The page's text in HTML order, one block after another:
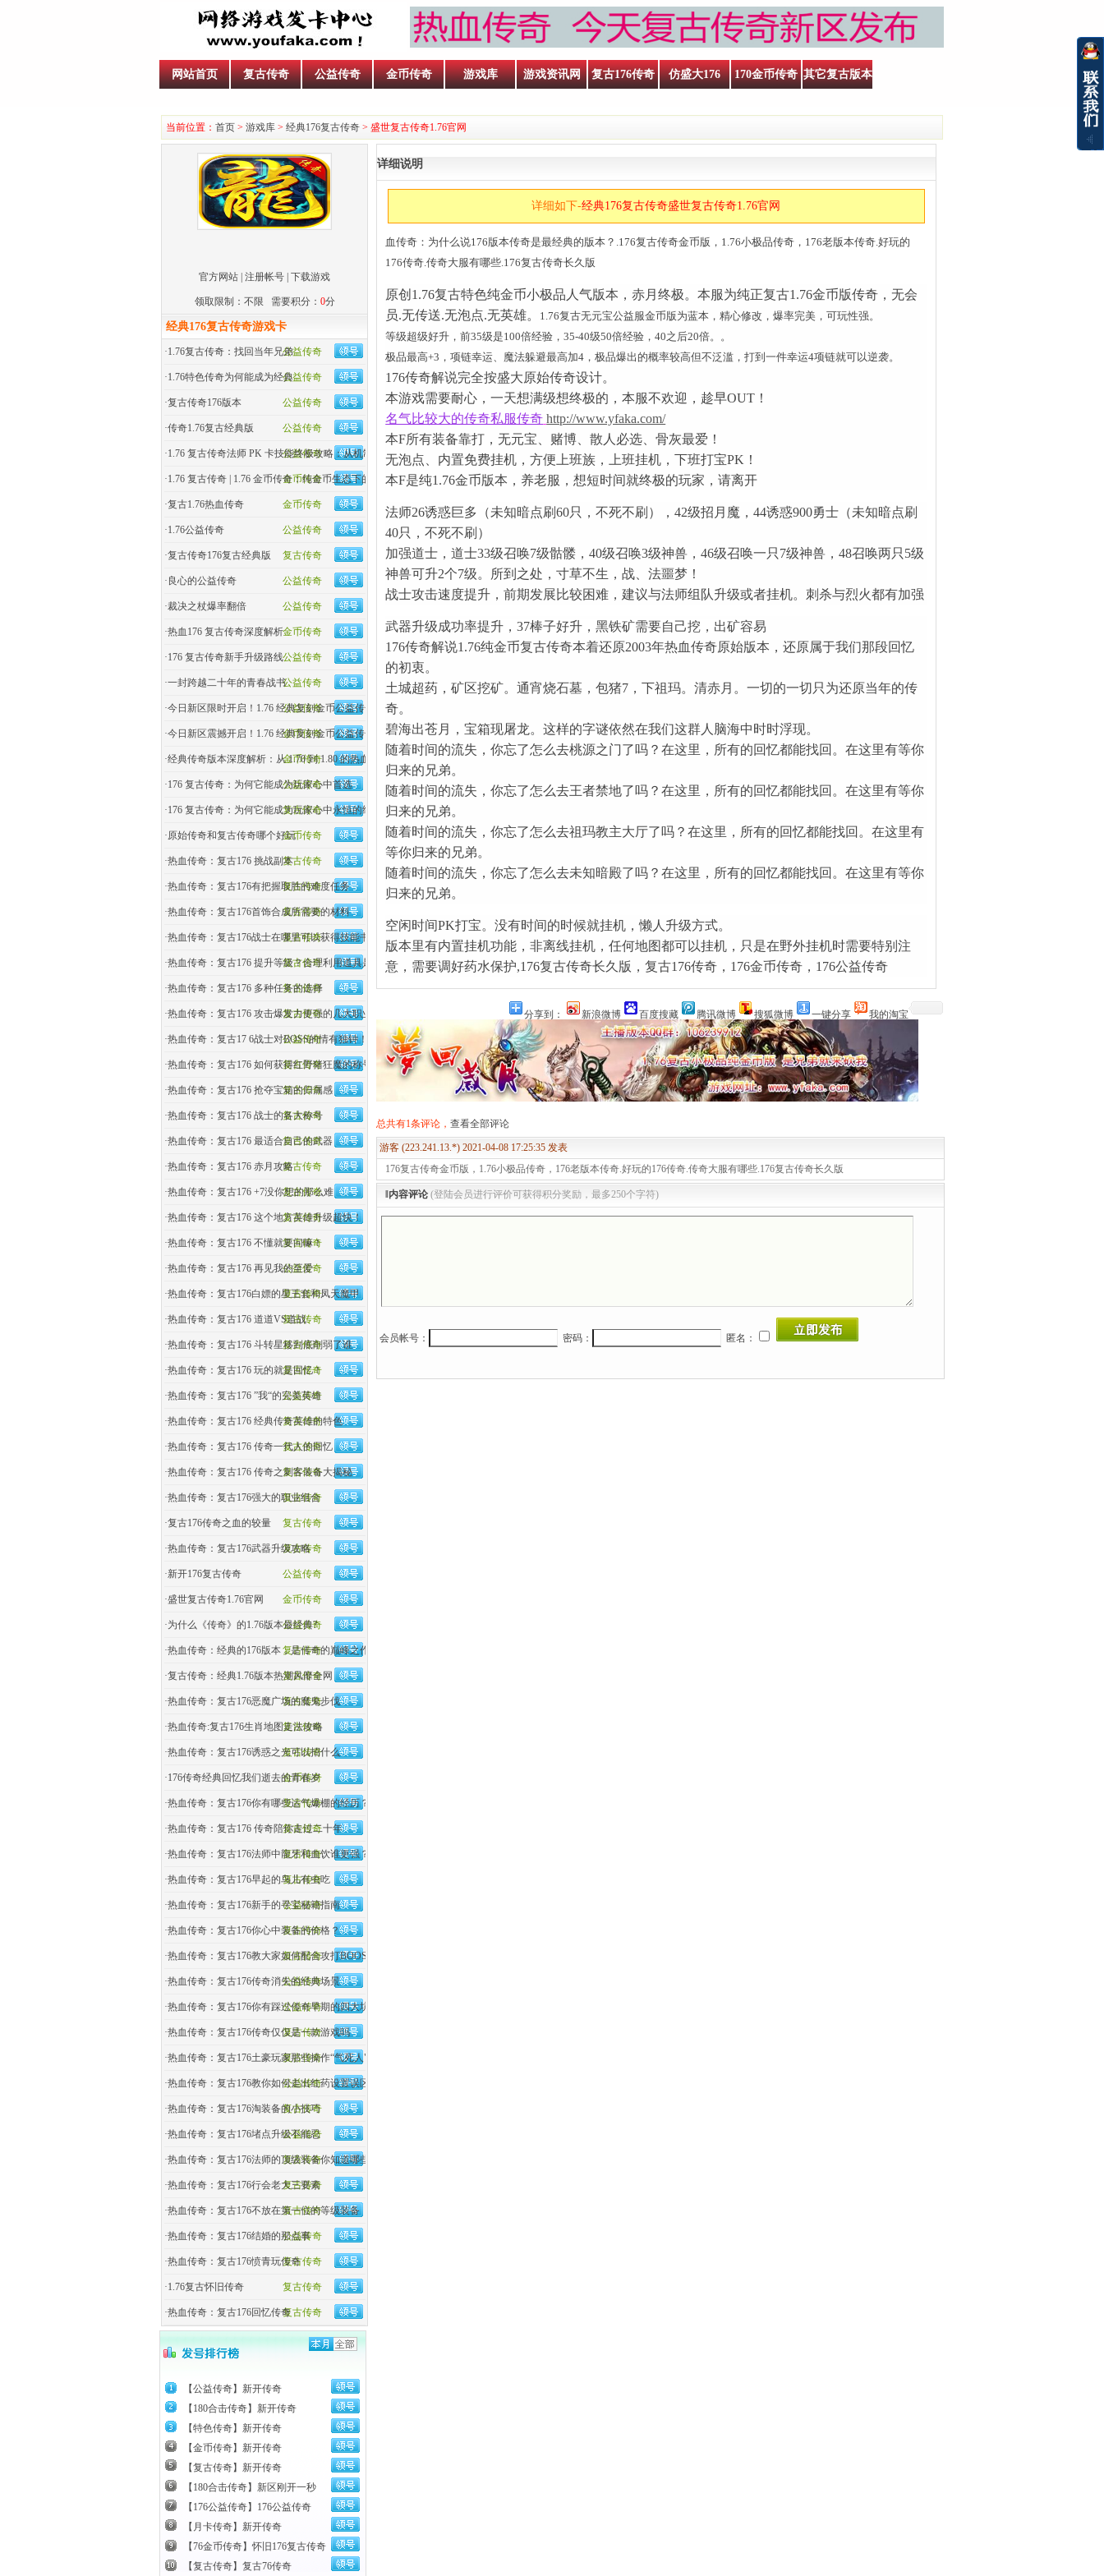
网站首页 复古传奇 公益传奇 金币传奇 游戏库 游戏资讯网 复古176传奇 仿盛大176 170金币传奇 其它复古版本
当前位置： 首页 > 游戏库 > 经典176复古传奇 > 盛世复古传奇1.76官网
官方网站 注册帐号 下载游戏
领取限制：不限 需要积分： 0分
经典176复古传奇游戏卡
公益传奇
·1.76复古传奇：找回当年兄弟
公益传奇
·1.76特色传奇为何能成为经典
公益传奇
·复古传奇176版本
公益传奇
·传奇1.76复古经典版
公益传奇
·1.76 复古传奇法师 PK 卡技能终极攻略：从机制到实战
金币传奇
·1.76 复古传奇 | 1.76 金币传奇：纯金币生态下的玛法�
金币传奇
·复古1.76热血传奇
公益传奇
·1.76公益传奇
复古传奇
·复古传奇176复古经典版
公益传奇
· 良心的公益传奇
公益传奇
·裁决之杖爆率翻倍
金币传奇
·热血176 复古传奇深度解析
公益传奇
·176 复古传奇新手升级路线
公益传奇
·一封跨越二十年的青春战书
公益传奇
·今日新区限时开启！1.76 经典复刻金币公益传奇
金币传奇
·今日新区震撼开启！1.76 经典复刻金币公益传奇，零氪�
金币传奇
·经典传奇版本深度解析：从 1.70 到 1.80 的热血变迁
公益传奇
·176 复古传奇：为何它能成为玩家心中首选
复古传奇
·176 复古传奇：为何它能成为玩家心中永恒的经典？
金币传奇
·原始传奇和复古传奇哪个好玩
复古传奇
·热血传奇：复古176 挑战副本
复古传奇
·热血传奇：复古176有把握取胜的难度任务
复古传奇
·热血传奇：复古176首饰合成所需要的材料
复古传奇
·热血传奇：复古176战士在哪里可以获得技能书
复古传奇
·热血传奇：复古176 提升等级？合理利用道具是关键
复古传奇
·热血传奇：复古176 多种任务的选择
复古传奇
·热血传奇：复古176 攻击爆发力更强的几大职业
公益传奇
·热血传奇：复古17 6战士对BOSS的情有独钟！
复古传奇
·热血传奇：复古176 如何获得红野猪狂魔的称号？
复古传奇
·热血传奇：复古176 抢夺宝箱的归属感
复古传奇
·热血传奇：复古176 战士的各大称号
复古传奇
·热血传奇：复古176 最适合自己的武器
复古传奇
·热血传奇：复古176 赤月攻略
复古传奇
·热血传奇：复古176 +7没你想的那么难
复古传奇
·热血传奇：复古176 这个地方英雄升级超快！
复古传奇
·热血传奇：复古176 不懂就要问嘛！
公益传奇
·热血传奇：复古176 再见我的至爱
复古传奇
·热血传奇：复古176白嫖的星王套和凤天魔甲
复古传奇
·热血传奇：复古176 道道VS道战
复古传奇
·热血传奇：复古176 斗转星移到底削弱了谁
复古传奇
·热血传奇：复古176 玩的就是回忆！
公益传奇
·热血传奇：复古176 ”我“的完美英雄
复古传奇
·热血传奇：复古176 经典传奇英雄的特色
复古传奇
·热血传奇：复古176 传奇一代人的回忆
复古传奇
·热血传奇：复古176 传奇之刺客装备大揭秘
复古传奇
·热血传奇：复古176强大的职业组合
复古传奇
·复古176传奇之血的较量
复古传奇
·热血传奇：复古176武器升级攻略
公益传奇
·新开176复古传奇
金币传奇
·盛世复古传奇1.76官网
公益传奇
·为什么《传奇》的1.76版本最经典?
复古传奇
·热血传奇：经典的176版本，是传奇的巅峰之作吗？
复古传奇
·复古传奇：经典1.76版本热潮风靡全网
复古传奇
·热血传奇：复古176恶魔广场的魔鬼步伐
复古传奇
·热血传奇:复古176生肖地图走法攻略
复古传奇
·热血传奇：复古176诱惑之光可以招什么
金币传奇
·176传奇经典回忆我们逝去的青春岁
复古传奇
·热血传奇：复古176你有哪些运气爆棚的经历？
复古传奇
·热血传奇：复古176 传奇陪你走过二十年
复古传奇
·热血传奇：复古176法师中龍牙和血饮谁更强？
复古传奇
·热血传奇：复古176早起的鸟儿有虫吃
公益传奇
·热血传奇：复古176新手的寻宝秘籍指南
复古传奇
·热血传奇：复古176你心中装备的价格？
复古传奇
·热血传奇：复古176教大家如何配合攻打BOOS
公益传奇
·热血传奇：复古176传奇消失的经典场景
公益传奇
·热血传奇：复古176你有踩过传奇早期的四大坑吗？
复古传奇
·热血传奇：复古176传奇仅仅是一款游戏吗
复古传奇
·热血传奇：复古176土豪玩家那些操作“气死人"
公益传奇
·热血传奇：复古176教你如何走出红药设置误区
复古传奇
·热血传奇：复古176淘装备的小技巧
公益传奇
·热血传奇：复古176堵点升级不能忍
复古传奇
·热血传奇：复古176法师的顶级装备你知道哪些
复古传奇
·热血传奇：复古176行会老大三要素
复古传奇
·热血传奇：复古176不放在第一位的等级装备
公益传奇
·热血传奇：复古176结婚的那点事
复古传奇
·热血传奇：复古176愤青玩传奇
复古传奇
·1.76复古怀旧传奇
复古传奇
·热血传奇：复古176回忆传奇
【公益传奇】新开传奇
【180合击传奇】新开传奇
【特色传奇】新开传奇
【金币传奇】新开传奇
【复古传奇】新开传奇
【180合击传奇】新区刚开一秒
【176公益传奇】176公益传奇
【月卡传奇】新开传奇
【76金币传奇】怀旧176复古传奇
【复古传奇】复古76传奇
详细说明
详细如下-经典176复古传奇盛世复古传奇1.76官网
血传奇：为什么说176版本传奇是最经典的版本？.176复古传奇金币版，1.76小极品传奇，176老版本传奇.好玩的
176传奇.传奇大服有哪些.176复古传奇长久版
原创1.76复古特色纯金币小极品人气版本，赤月终极。本服为纯正复古1.76金币版传奇，无会
员.无传送.无泡点.无英雄。
1.76复古无元宝公益服金币版为蓝本，精心修改，爆率完美，可玩性强。
等级超级好升，前35级是100倍经验，35-40级50倍经验，40之后20倍。。
极品最高+3，项链幸运、魔法躲避最高加4，极品爆出的概率较高但不泛滥，打到一件幸运4项链就可以逆袭。
176传奇解说完全按盛大原始传奇设计。
本游戏需要耐心，一天想满级想终极的，本服不欢迎，趁早OUT！
名气比较大的传奇私服传奇 http://www.yfaka.com/
本F所有装备靠打，无元宝、赌博、散人必选、骨灰最爱！
无泡点、内置免费挂机，方便上班族，上班挂机，下班打宝PK！
本F是纯1.76金币版本，养老服，想短时间就终极的玩家，请离开
法师26诱惑巨多（未知暗点刷60只，不死不刷），42级招月魔，44诱惑900勇士（未知暗点刷
40只，不死不刷）
加强道士，道士33级召唤7级骷髅，40级召唤3级神兽，46级召唤一只7级神兽，48召唤两只5级
神兽可升2个7级。所到之处，寸草不生，战、法噩梦！
战士攻击速度提升，前期发展比较困难，建议与法师组队升级或者挂机。刺杀与烈火都有加强
武器升级成功率提升，37棒子好升，黑铁矿需要自己挖，出矿容易
176传奇解说1.76纯金币复古传奇本着还原2003年热血传奇原始版本，还原属于我们那段回忆
的初衷。
土城超药，矿区挖矿。通宵烧石墓，包猪7，下祖玛。清赤月。一切的一切只为还原当年的传
奇。
碧海出苍月，宝箱现屠龙。这样的字谜依然在我们这群人脑海中时时浮现。
随着时间的流失，你忘了怎么去桃源之门了吗？在这里，所有的回忆都能找回。在这里有等你
归来的兄弟。
随着时间的流失，你忘了怎么去王者禁地了吗？在这里，所有的回忆都能找回。在这里有等你
归来的兄弟。
随着时间的流失，你忘了怎么去祖玛教主大厅了吗？在这里，所有的回忆都能找回。在这里有
等你归来的兄弟。
随着时间的流失，你忘了怎么去未知暗殿了吗？在这里，所有的回忆都能找回。在这里有等你
归来的兄弟。
空闲时间PK打宝。没有时间的时候就挂机，懒人升级方式。
版本里有内置挂机功能，非离线挂机，任何地图都可以挂机，只是在野外挂机时需要特别注
意，需要调好药水保护,176复古传奇长久版，复古176传奇，176金币传奇，176公益传奇
分享到： 新浪微博 百度搜藏 腾讯微博 搜狐微博 一键分享 我的淘宝
总共有1条评论， 查看全部评论
游客 (223.241.13.*) 2021-04-08 17:25:35 发表
176复古传奇金币版，1.76小极品传奇，176老版本传奇.好玩的176传奇.传奇大服有哪些.176复古传奇长久版
‖内容评论 (登陆会员进行评价可获得积分奖励，最多250个字符)
会员帐号： 密码： 匿名：